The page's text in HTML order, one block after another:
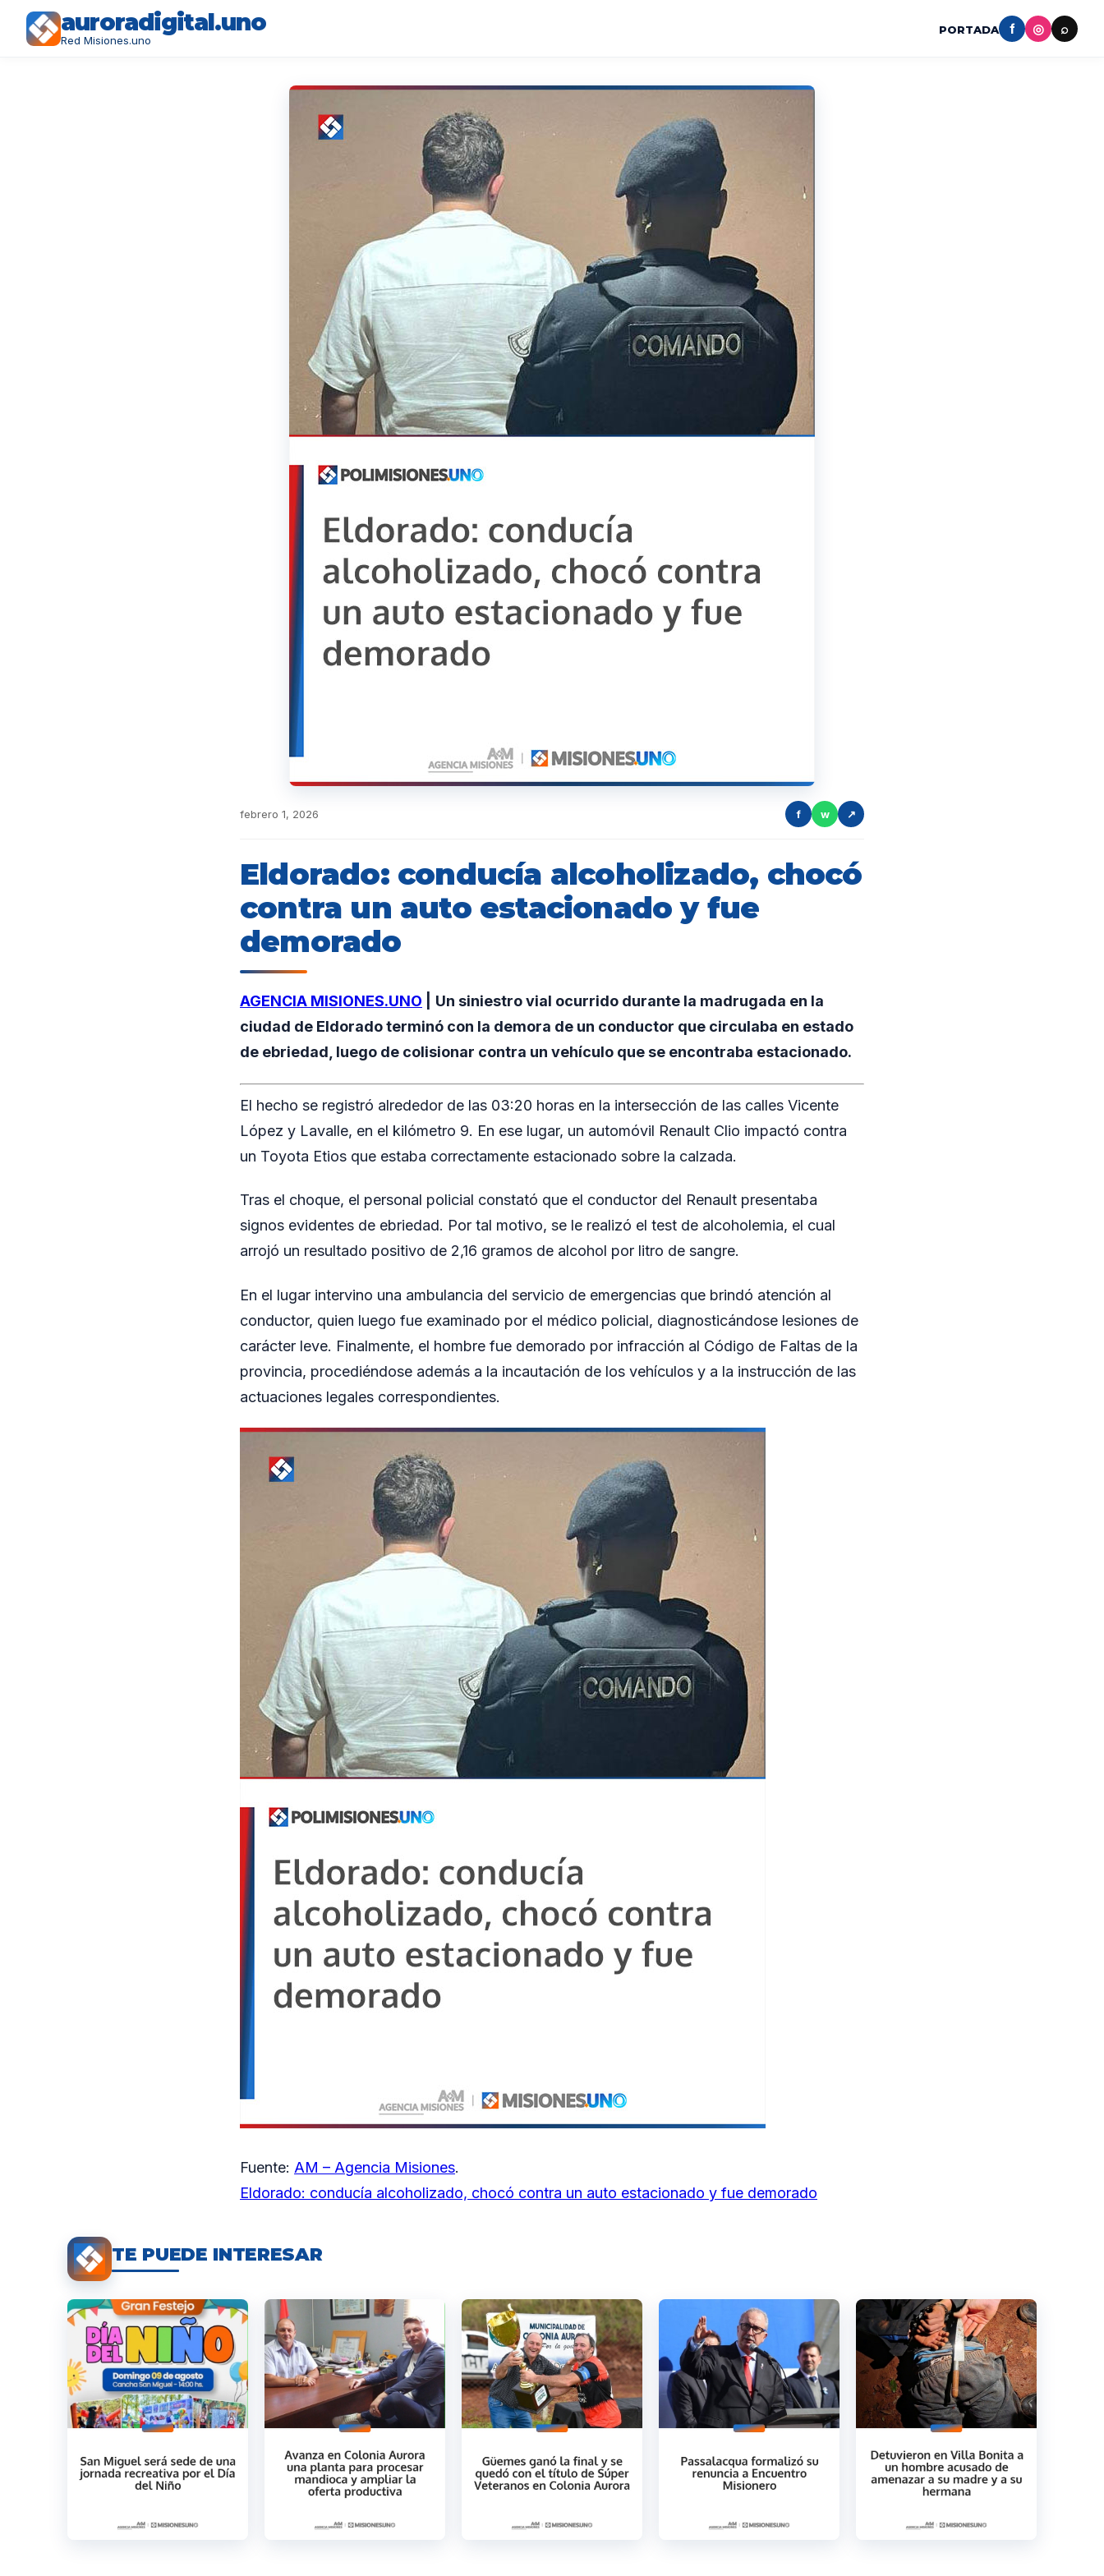
auroradigital.uno
Red Misiones.uno
PORTADA f ◎ ⌕
febrero 1, 2026 f w ↗
Eldorado: conducía alcoholizado, chocó
contra un auto estacionado y fue
demorado
AGENCIA MISIONES.UNO
Un siniestro vial ocurrido durante la madrugada en la
ciudad de Eldorado terminó con la demora de un conductor que circulaba en estado
de ebriedad, luego de colisionar contra un vehículo que se encontraba estacionado.
El hecho se registró alrededor de las 03:20 horas en la intersección de las calles Vicente
López y Lavalle, en el kilómetro 9. En ese lugar, un automóvil Renault Clio impactó contra
un Toyota Etios que estaba correctamente estacionado sobre la calzada.
Tras el choque, el personal policial constató que el conductor del Renault presentaba
signos evidentes de ebriedad. Por tal motivo, se le realizó el test de alcoholemia, el cual
arrojó un resultado positivo de 2,16 gramos de alcohol por litro de sangre.
En el lugar intervino una ambulancia del servicio de emergencias que brindó atención al
conductor, quien luego fue examinado por el médico policial, diagnosticándose lesiones de
carácter leve. Finalmente, el hombre fue demorado por infracción al Código de Faltas de la
provincia, procediéndose además a la incautación de los vehículos y a la instrucción de las
actuaciones legales correspondientes.
Fuente: AM – Agencia Misiones.
Eldorado: conducía alcoholizado, chocó contra un auto estacionado y fue demorado
TE PUEDE INTERESAR